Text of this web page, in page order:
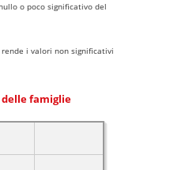
o poco significativo del
i valori non significativi
delle famiglie